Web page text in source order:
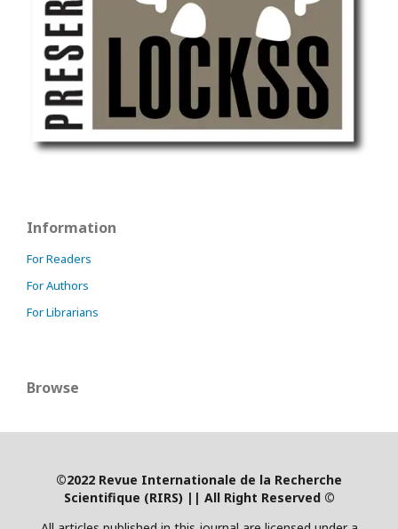
Information
For Readers
For Authors
For Librarians
Browse
©2022 Revue Internationale de la Recherche
Scientifique (RIRS) | | All Right Reserved ©